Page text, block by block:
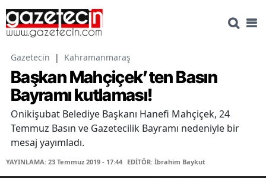
Gazetecin | Kahramanmaraş
Başkan Mahçiçek’ten Basın
Bayramı kutlaması!
Onikişubat Belediye Başkanı Hanefi Mahçiçek, 24
Temmuz Basın ve Gazetecilik Bayramı nedeniyle bir
mesaj yayımladı.
YAYINLAMA: 23 Temmuz 2019 - 17:44 EDİTÖR: İbrahim Baykut